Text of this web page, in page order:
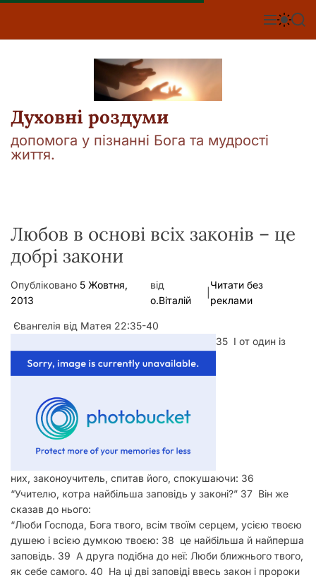
П
р
М П
г
П
Духовні роздуми
допомога у пізнанні Бога та мудрості
життя.
Любов в основі всіх законів – це
добрі закони
Опубліковано 5 Жовтня,
2013
від
о.Віталій
Читати без
реклами
Євангелія від Матея 22:35-40
35 І от один із
них, законоучитель, спитав його, спокушаючи: 36
“Учителю, котра найбільша заповідь у законі?” 37 Він же
сказав до нього:
“Люби Господа, Бога твого, всім твоїм серцем, усією твоєю
душею і всією думкою твоєю: 38 це найбільша й найперша
заповідь. 39 А друга подібна до неї: Люби ближнього твого,
як себе самого. 40 На ці дві заповіді ввесь закон і пророки